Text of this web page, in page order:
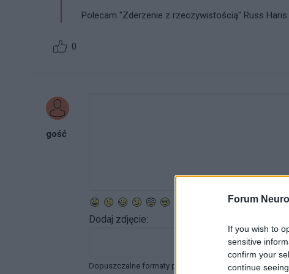
Forum
If you wish to
sensitive
confirm your
continue
Polecam "Zderzenie z rzeczywistością" Russ Haris
0
gość
Dodaj zdjęcie:
Dopuszczalne formaty pliku graficznego: jpg, jpeg , png.